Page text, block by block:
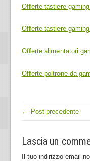
Offerte tastiere
Offerte tastiere
Offerte alimentatori
Offerte poltrone da
← Post precedente
Lascia un
Il tuo indirizzo email